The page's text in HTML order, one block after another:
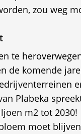
zou weg
te
de komende
Plabeka
m2 tot 2030!
moet